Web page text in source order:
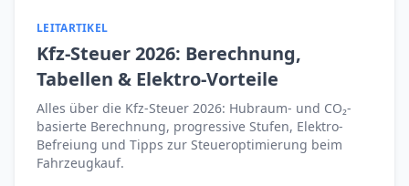
LEITARTIKEL
Kfz-Steuer 2026: Berechnung,
Tabellen & Elektro-Vorteile
Alles über die Kfz-Steuer 2026: Hubraum- und CO₂-
basierte Berechnung, progressive Stufen, Elektro-
Befreiung und Tipps zur Steueroptimierung beim
Fahrzeugkauf.